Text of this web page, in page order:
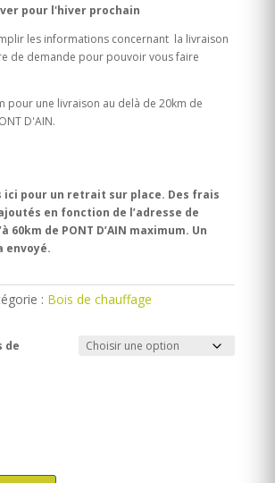
89,00€
pour l'hiver prochain
les informations concernant la livraison
de demande pour pouvoir vous faire
pour une livraison au delà de 20km de
D'AIN.
ici pour un retrait sur place. Des frais
en fonction de l’adresse de
60km de PONT D’AIN maximum. Un
envoyé.
: Bois de chauffage
de